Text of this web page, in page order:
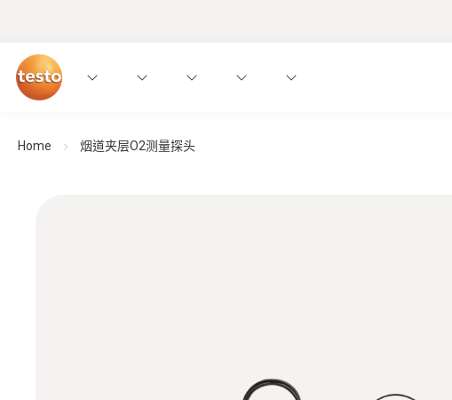
Home 烟道夹层O2测量探头